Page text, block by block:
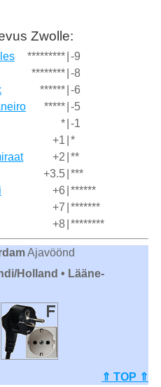
Zwolle:
********* -9
******** -8
****** -6
***** -5
* -1
+1 *
+2 **
+3.5 ***
+6 ******
+7 *******
+8 ********
Ajavöönd
Holland • Lääne-
⇑ TOP ⇑